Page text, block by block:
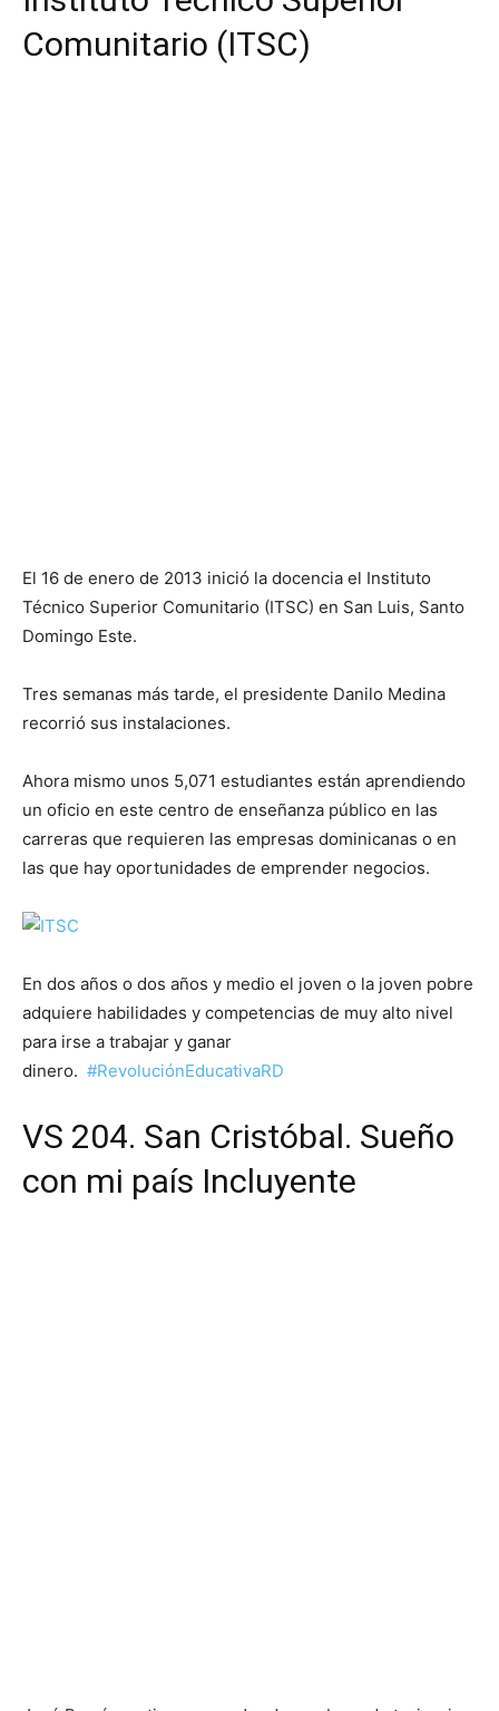
Comunitario (ITSC)
El 16 de enero de 2013 inició la docencia el Instituto
Técnico Superior Comunitario (ITSC) en San Luis, Santo
Domingo Este. ‬
Tres semanas más tarde, el presidente Danilo Medina
recorrió sus instalaciones.
Ahora mismo unos 5,071 estudiantes están aprendiendo
un oficio en este centro de enseñanza público en las
carreras que requieren las empresas dominicanas o en
las que hay oportunidades de emprender negocios.
En dos años o dos años y medio el joven o la joven pobre
adquiere habilidades y competencias de muy alto nivel
para irse a trabajar y ganar
dinero. #RevoluciónEducativaRD
VS 204. San Cristóbal. Sueño
con mi país Incluyente